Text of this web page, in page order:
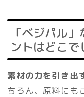
「ベジパル
ントはどこで
素材の力を引き出
ちろん、原料にも